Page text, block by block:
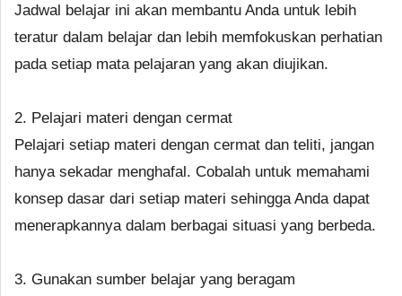
Jadwal belajar ini akan membantu Anda untuk lebih
teratur dalam belajar dan lebih memfokuskan perhatian
pada setiap mata pelajaran yang akan diujikan.
2. Pelajari materi dengan cermat
Pelajari setiap materi dengan cermat dan teliti, jangan
hanya sekadar menghafal. Cobalah untuk memahami
konsep dasar dari setiap materi sehingga Anda dapat
menerapkannya dalam berbagai situasi yang berbeda.
3. Gunakan sumber belajar yang beragam